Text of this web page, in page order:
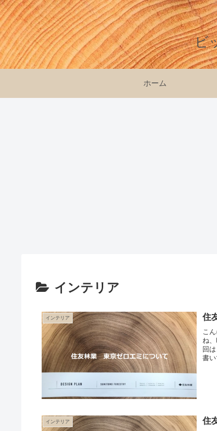
ビ
ホーム
インテリア
インテリア 住
こ
ね
回
書
インテリア 住